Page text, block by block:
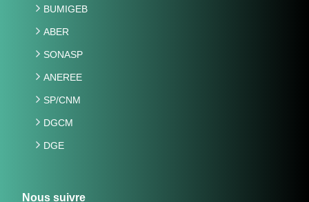
BUMIGEB
ABER
SONASP
ANEREE
SP/CNM
DGCM
DGE
Nous suivre